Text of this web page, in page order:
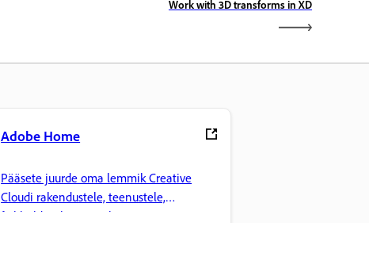
Work with 3D transforms in XD
Adobe Home
Pääsete juurde oma lemmik Creative
Cloudi rakendustele, teenustele,
failihaldusele ja muule.